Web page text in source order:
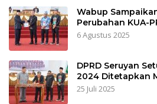
Wabup
Perubahan KUA-
6 Agustus 2025
DPRD Seruyan
2024 Ditetapkan
25 Juli 2025